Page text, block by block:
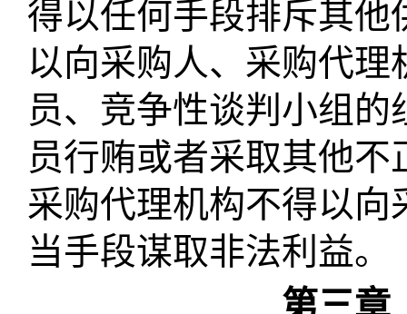
得以任何手段排斥其
以向采购人、采购代理
员、竞争性谈判小组
员行贿或者采取其他
采购代理机构不得以
当手段谋取非法利益。
第三章